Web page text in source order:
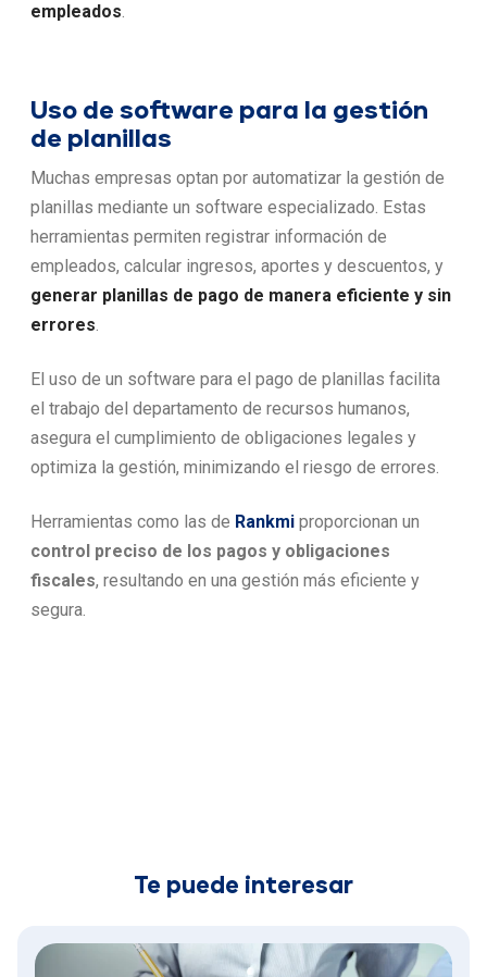
empleados.
Uso de software para la gestión
de planillas
Muchas empresas optan por automatizar la gestión de
planillas mediante un software especializado. Estas
herramientas permiten registrar información de
empleados, calcular ingresos, aportes y descuentos, y
generar planillas de pago de manera eficiente y sin
errores
El uso de un software para el pago de planillas facilita
el trabajo del departamento de recursos humanos,
asegura el cumplimiento de obligaciones legales y
optimiza la gestión, minimizando el riesgo de errores.
Herramientas como las de Rankmi proporcionan un
control preciso de los pagos y obligaciones
fiscales, resultando en una gestión más eficiente y
segura.
Te puede interesar